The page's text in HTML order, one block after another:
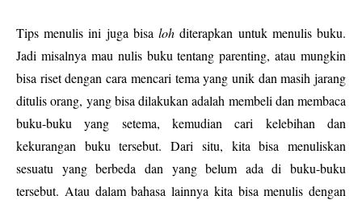
Tips menulis ini juga bisalohditerapkan untuk menulis buku.
Jadi misalnya mau nulis buku tentang parenting, atau mungkin
bisa riset dengan cara mencari tema yang unik dan masih jarang
ditulis orang, yang bisa dilakukan adalah membeli dan membaca
buku-buku yang setema, kemudian cari kelebihan dan
kekurangan buku tersebut. Dari situ, kita bisa menuliskan
sesuatu yang berbeda dan yang belum ada di buku-buku
tersebut. Atau dalam bahasa lainnya kita bisa menulis dengan